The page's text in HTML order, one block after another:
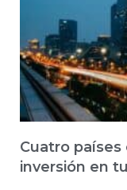
Cuatro
inversión en